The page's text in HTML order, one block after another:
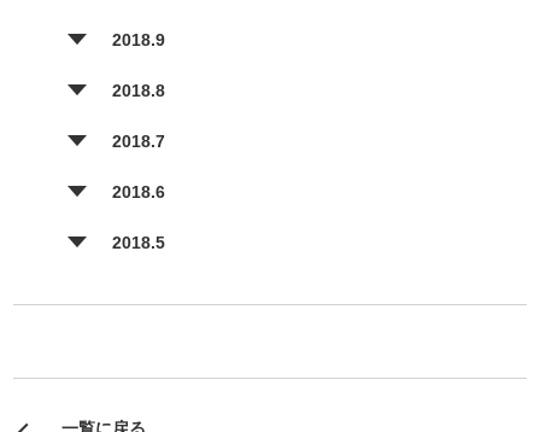
2018.9
2018.8
2018.7
2018.6
2018.5
一覧に戻る